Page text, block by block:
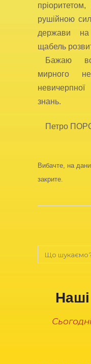
рушійною
держави
щабель
Бажаю
мирного
знань.
Петро
Вибачте, на
закрите.